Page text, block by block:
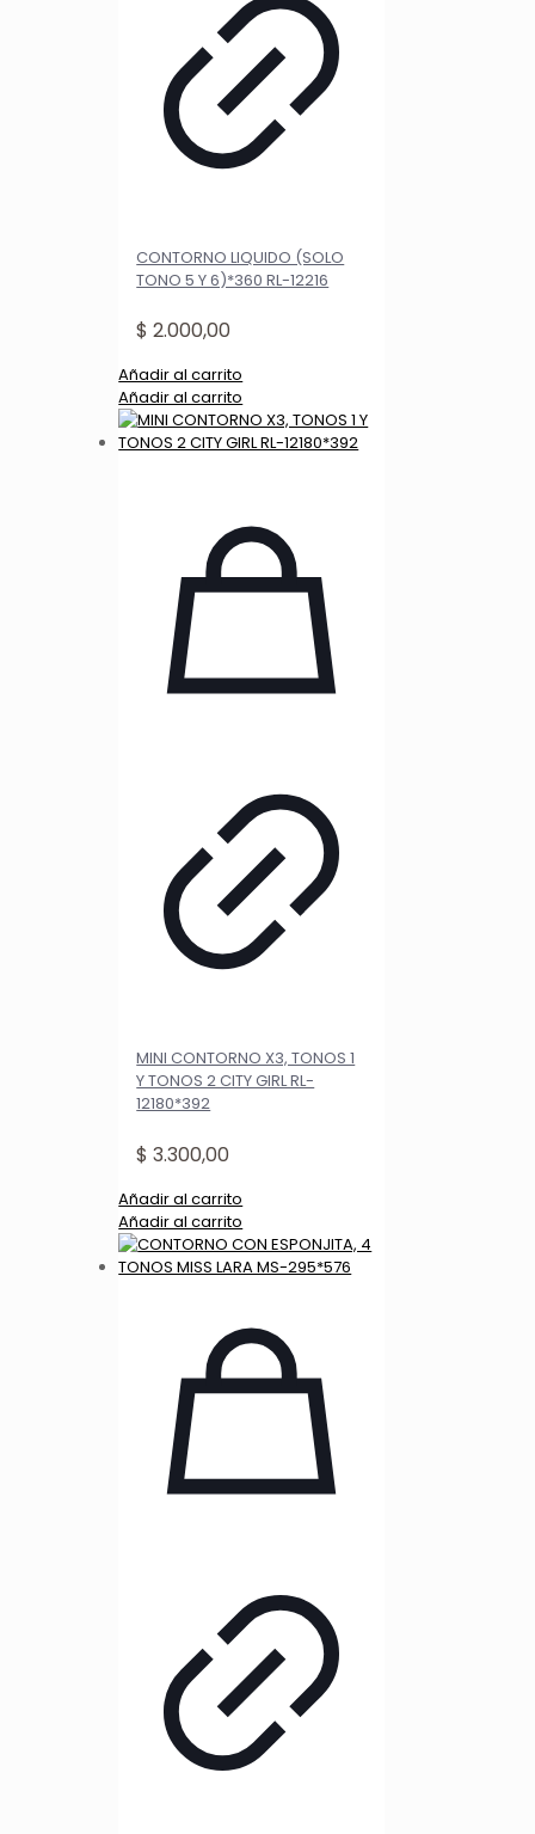
CONTORNO LIQUIDO (SOLO
TONO 5 Y 6)*360 RL-12216
$ 2.000,00
Añadir al carrito
Añadir al carrito
MINI CONTORNO X3, TONOS 1
Y TONOS 2 CITY GIRL RL-
12180*392
$ 3.300,00
Añadir al carrito
Añadir al carrito